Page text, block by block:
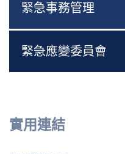
緊急事務管理
緊急應變委員會
實用連結